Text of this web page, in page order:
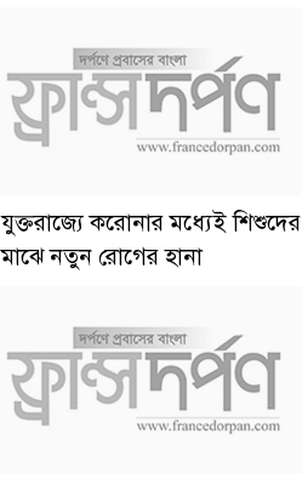
যুক্তরাজ্যে করোনার মধ্যেই শিশুদের
মাঝে নতুন রোগের হানা